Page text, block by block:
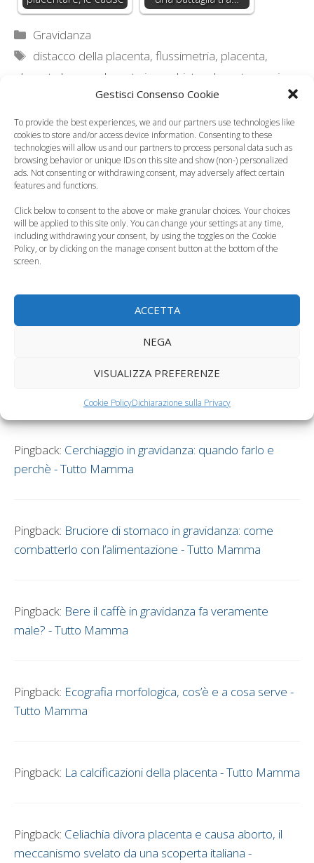
Gestisci Consenso Cookie
To provide the best experiences, we and our partners use technologies like
cookies to store and/or access device information. Consenting to these
technologies will allow us and our partners to process personal data such as
browsing behavior or unique IDs on this site and show (non-) personalized
ads. Not consenting or withdrawing consent, may adversely affect certain
features and functions.
Click below to consent to the above or make granular choices. Your choices
will be applied to this site only. You can change your settings at any time,
including withdrawing your consent, by using the toggles on the Cookie
Policy, or by clicking on the manage consent button at the bottom of the
screen.
ACCETTA
NEGA
VISUALIZZA PREFERENZE
Cookie PolicyDichiarazione sulla Privacy
Categorie
Gravidanza
Tag
distacco della placenta,flussimetria, placenta,
placenta bassa
placenta invecchiata
placenta previa
Mal d’orecchi e mal di gola nel bambino piccolo, che
fare?
La guida della gravidanza: 19esima settimana
12 commenti su “La
placenta, cos’è e come
funziona”
placenta - Tutto Mamma
La flussimetria materno fetale - Tutto
Pingback: Cerchiaggio in gravidanza: quando farlo e
perchè - Tutto Mamma
Pingback: Bruciore di stomaco in gravidanza: come
combatterlo con l’alimentazione - Tutto Mamma
Pingback: Bere il caffè in gravidanza fa veramente
male? - Tutto Mamma
Pingback: Ecografia morfologica, cos’è e a cosa serve -
Tutto Mamma
Pingback: La calcificazioni della placenta - Tutto Mamma
Pingback: Celiachia divora placenta e causa aborto, il
meccanismo svelato da una scoperta italiana -